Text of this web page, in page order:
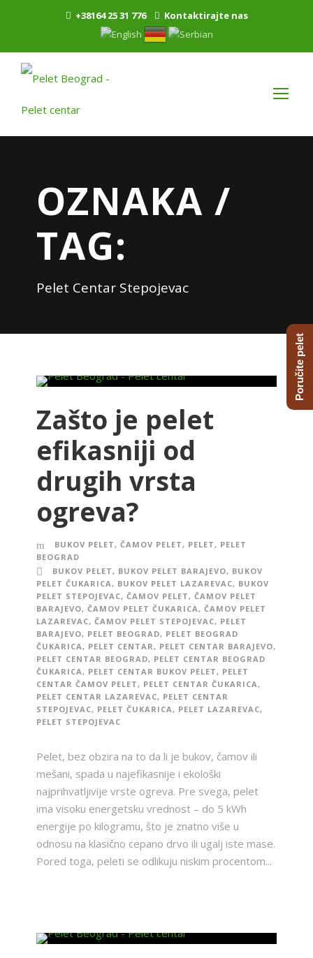
+38164 25 31 776 Kontaktirajte nas
OZNAKA /
TAG:
Pelet Centar Stepojevac
Zašto je pelet
efikasniji od
drugih vrsta
ogreva?
BUKOV PELET, ČAMOV PELET, PELET, PELET
BEOGRAD
BUKOV PELET, BUKOV PELET BARAJEVO, BUKOV
PELET ČUKARICA, BUKOV PELET LAZAREVAC, BUKOV
PELET STEPOJEVAC, ČAMOV PELET, ČAMOV PELET
BARAJEVO, ČAMOV PELET ČUKARICA, ČAMOV PELET
LAZAREVAC, ČAMOV PELET STEPOJEVAC, PELET
BARAJEVO, PELET BEOGRAD, PELET BEOGRAD
ČUKARICA, PELET CENTAR, PELET CENTAR BARAJEVO,
PELET CENTAR BEOGRAD, PELET CENTAR BEOGRAD
ČUKARICA, PELET CENTAR BUKOV PELET, PELET
CENTAR ČAMOV PELET, PELET CENTAR ČUKARICA,
PELET CENTAR LAZAREVAC, PELET CENTAR
STEPOJEVAC, PELET ČUKARICA, PELET LAZAREVAC,
PELET STEPOJEVAC
Pelet, bez obzira na to da li je bukov, čamov ili
mešani, spada u najefikasnije i ekološki
najprihvatljivije vrste ogreva. Pre svega, pelet
ima visoku energetsku vrednost – do 5 kWh
energije po kilogramu, što je znatno više u
odnosu na klasično cepano drvo ili ugalj iste mase.
Pored toga, peleti se odlikuju niskim procentom...
Poručite pelet